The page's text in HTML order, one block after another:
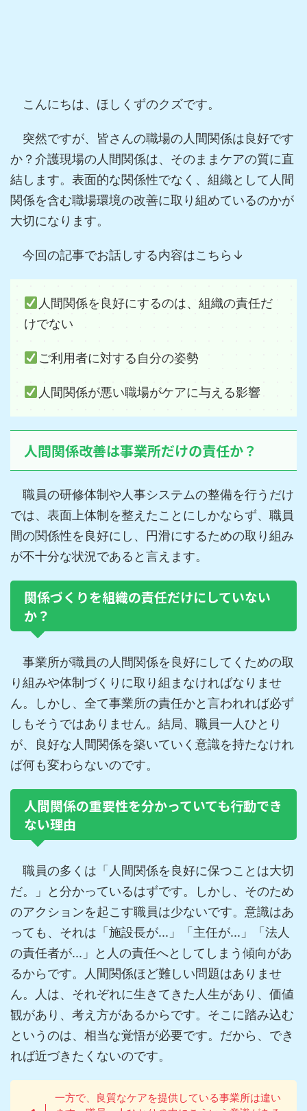
こんにちは、ほしくずのクズです。
突然ですが、皆さんの職場の人間関係は良好です
か？介護現場の人間関係は、そのままケアの質に直
結します。表面的な関係性でなく、組織として人間
関係を含む職場環境の改善に取り組めているのかが
大切になります。
今回の記事でお話しする内容はこちら↓
人間関係を良好にするのは、組織の責任だ
けでない
ご利用者に対する自分の姿勢
人間関係が悪い職場がケアに与える影響
人間関係改善は事業所だけの責任か？
職員の研修体制や人事システムの整備を行うだけ
では、表面上体制を整えたことにしかならず、職員
間の関係性を良好にし、円滑にするための取り組み
が不十分な状況であると言えます。
関係づくりを組織の責任だけにしていない
か？
事業所が職員の人間関係を良好にしてくための取
り組みや体制づくりに取り組まなければなりませ
ん。しかし、全て事業所の責任かと言われれば必ず
しもそうではありません。結局、職員一人ひとり
が、良好な人間関係を築いていく意識を持たなけれ
ば何も変わらないのです。
人間関係の重要性を分かっていても行動でき
ない理由
職員の多くは「人間関係を良好に保つことは大切
だ。」と分かっているはずです。しかし、そのため
のアクションを起こす職員は少ないです。意識はあ
っても、それは「施設長が...」「主任が...」「法人
の責任者が...」と人の責任へとしてしまう傾向があ
るからです。人間関係ほど難しい問題はありませ
ん。人は、それぞれに生きてきた人生があり、価値
観があり、考え方があるからです。そこに踏み込む
というのは、相当な覚悟が必要です。だから、でき
れば近づきたくないのです。
一方で、良質なケアを提供している事業所は違い